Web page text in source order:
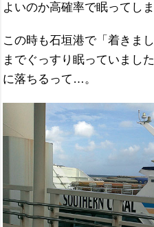
よいのか高確率で眠ってしま
この時も石垣港で「着きま
までぐっすり眠っていまし
に落ちるって…。